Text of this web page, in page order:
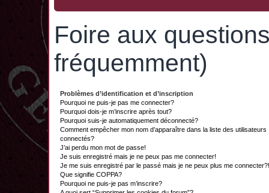
Foire aux
fréquemment)
Problèmes d’identification et d’inscription
Pourquoi ne puis-je pas me connecter?
Pourquoi dois-je m’inscrire après tout?
Pourquoi suis-je automatiquement déconnecté?
Comment empêcher mon nom d’apparaître dans la liste des utilisateurs
connectés?
J’ai perdu mon mot de passe!
Je suis enregistré mais je ne peux pas me connecter!
Je me suis enregistré par le passé mais je ne peux plus me connecter?!
Que signifie COPPA?
Pourquoi ne puis-je pas m’inscrire?